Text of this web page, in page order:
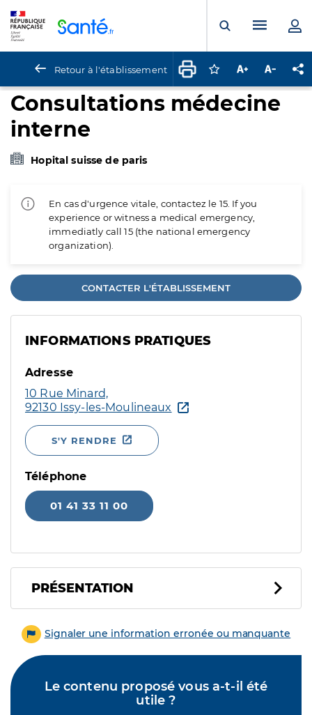
Ouvrir laMenu
Retour à l'établissement Connectez-vous
Augmenter la
Consultations médecine
interne
Hopital suisse de paris
En cas d'urgence vitale, contactez le 15. If you
experience or witness a medical emergency,
immediatly call 15 (the national emergency
organization).
CONTACTER L'ÉTABLISSEMENT
INFORMATIONS PRATIQUES
Adresse
10 Rue Minard,
92130 Issy-les-Moulineaux
S'Y RENDRE
Téléphone
01 41 33 11 00
PRÉSENTATION
Signaler une information erronée ou manquante
Le contenu proposé vous a-t-il été
utile ?